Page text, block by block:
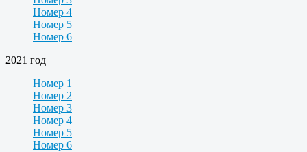
Номер 4
Номер 5
Номер 6
2021 год
Номер 1
Номер 2
Номер 3
Номер 4
Номер 5
Номер 6